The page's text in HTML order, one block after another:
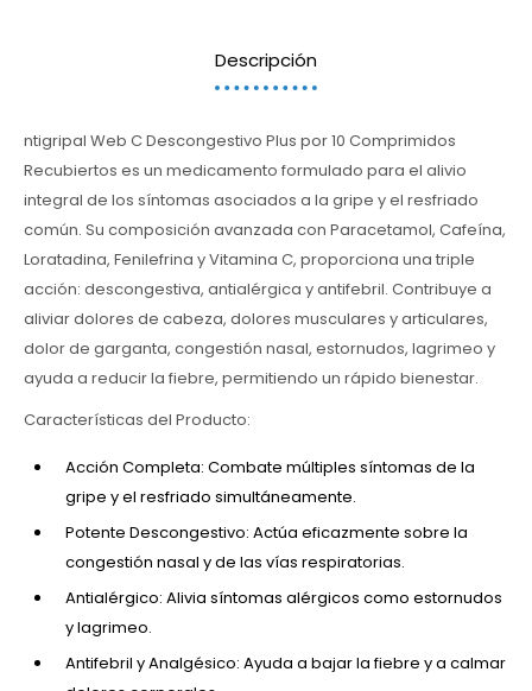
Descripción
ntigripal Web C Descongestivo Plus por 10 Comprimidos
Recubiertos es un medicamento formulado para el alivio
integral de los síntomas asociados a la gripe y el resfriado
común. Su composición avanzada con Paracetamol, Cafeína,
Loratadina, Fenilefrina y Vitamina C, proporciona una triple
acción: descongestiva, antialérgica y antifebril. Contribuye a
aliviar dolores de cabeza, dolores musculares y articulares,
dolor de garganta, congestión nasal, estornudos, lagrimeo y
ayuda a reducir la fiebre, permitiendo un rápido bienestar.
Características del Producto:
Acción Completa: Combate múltiples síntomas de la
gripe y el resfriado simultáneamente.
Potente Descongestivo: Actúa eficazmente sobre la
congestión nasal y de las vías respiratorias.
Antialérgico: Alivia síntomas alérgicos como estornudos
y lagrimeo.
Antifebril y Analgésico: Ayuda a bajar la fiebre y a calmar